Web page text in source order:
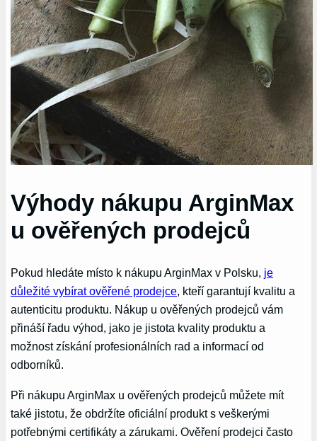
Výhody nákupu ArginMax
u ověřených prodejců
Pokud ‌hledáte​ místo k⁣ nákupu ArginMax v Polsku, ‌ je
důležité vybírat ověřené prodejce, kteří garantují kvalitu a
autenticitu⁢ produktu. Nákup u ověřených prodejců vám
přináší řadu výhod, jako je jistota kvality produktu a
‌možnost ​získání profesionálních rad a informací od
⁤odborníků.
Při nákupu‍ ArginMax u⁤ ověřených prodejců můžete mít
také jistotu,⁣ že obdržíte oficiální produkt s veškerými
potřebnými certifikáty a zárukami. Ověření prodejci často